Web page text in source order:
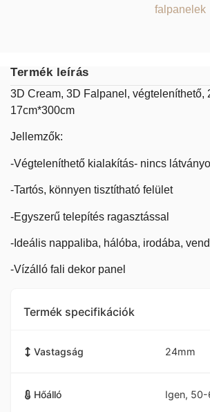
falpanelek
Termék leírás
3D Cream, 3D Falpanel, végteleníthető,
17cm*300cm
Jellemzők:
-Végteleníthető kialakítás- nincs
-Tartós, könnyen tisztítható felület
-Egyszerű telepítés ragasztással
-Ideális nappaliba, hálóba, irodába,
-Vízálló fali dekor panel
Termék specifikációk
Vastagság 24mm
Hőálló Igen,